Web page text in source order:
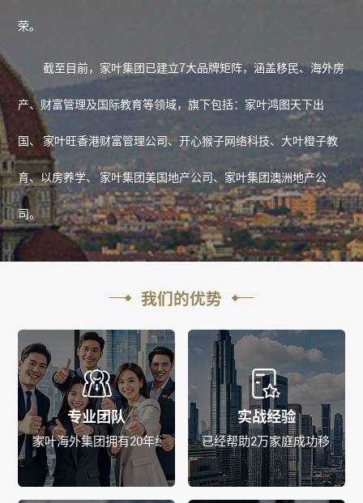
荣。
截至目前，家叶集团已建立7大品牌矩阵，涵盖移民、海外房
产、财富管理及国际教育等领域，旗下包括：家叶鸿图天下出
国、 家叶旺香港财富管理公司、开心猴子网络科技、大叶橙子教
育、以房养学、 家叶集团美国地产公司、家叶集团澳洲地产公
司。
我们的优势
专业团队
家叶海外集团拥有20年经验，专业团队
实战经验
已经帮助2万家庭成功移居海